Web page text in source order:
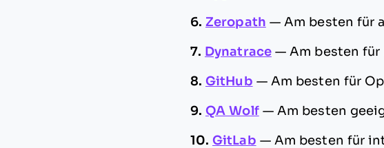
6. Zeropath —Am besten für
7. Dynatrace —Am besten für
8. GitHub — Am besten für
9. QA Wolf — Am besten
10. GitLab — Am besten für